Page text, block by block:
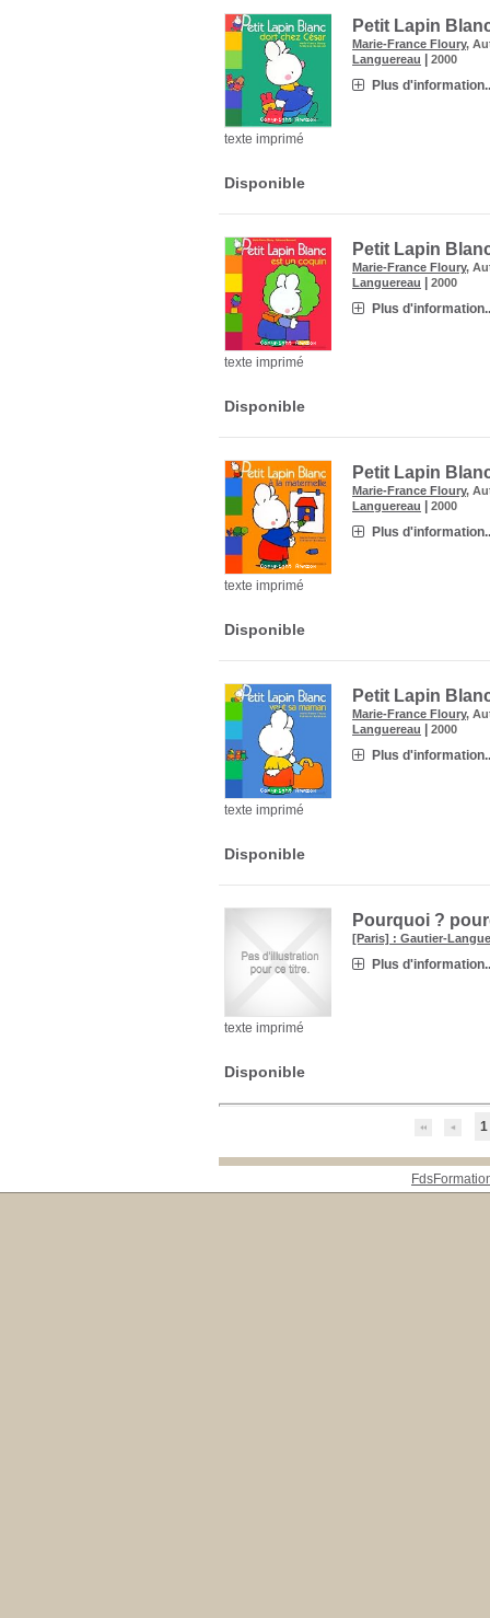
texte imprimé
Petit Lapin
Marie-France Floury,
Languereau |2000
Plus
Disponible
texte imprimé
Petit Lapin
Marie-France Floury,
Languereau |2000
Plus
Disponible
texte imprimé
Petit Lapin
Marie-France Floury,
Languereau
|2000
Plus
Disponible
texte imprimé
Petit Lapin
Marie-France Floury,
Languereau
|2000
Plus
Disponible
texte imprimé
Pourquoi ?
[Paris] : Gautier-
Plus
Disponible
1